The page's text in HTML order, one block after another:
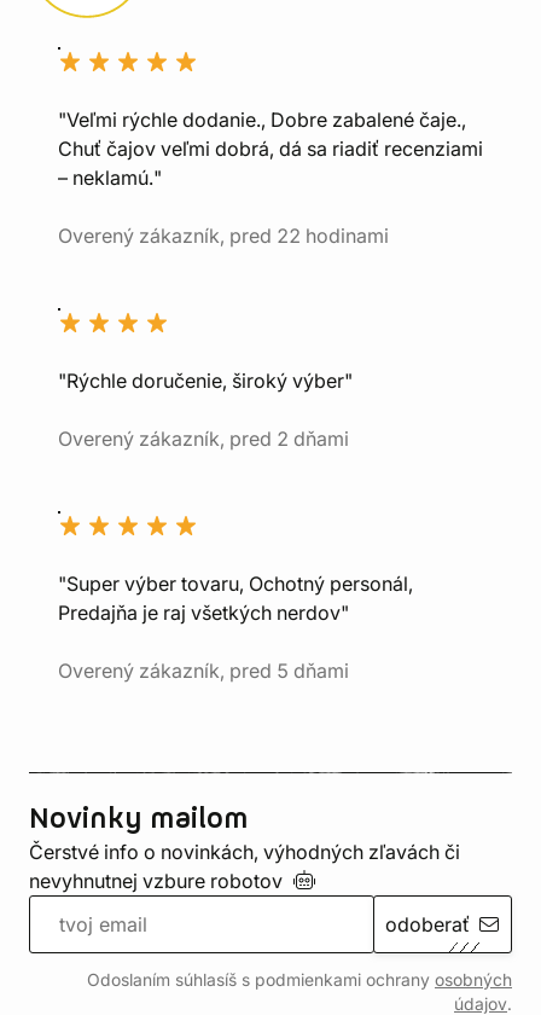
"Veľmi rýchle dodanie., Dobre zabalené čaje.,
Chuť čajov veľmi dobrá, dá sa riadiť recenziami
– neklamú."
Overený zákazník, pred 22 hodinami
"Rýchle doručenie, široký výber"
Overený zákazník, pred 2 dňami
"Super výber tovaru, Ochotný personál,
Predajňa je raj všetkých nerdov"
Overený zákazník, pred 5 dňami
Novinky mailom
Čerstvé info o novinkách, výhodných zľavách či
nevyhnutnej vzbure robotov
odoberať
Odoslaním súhlasíš s podmienkami ochrany osobných
údajov.